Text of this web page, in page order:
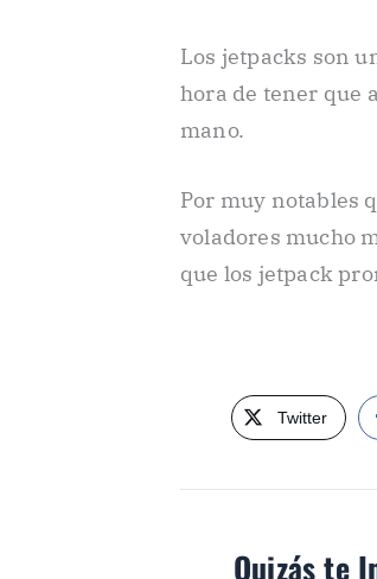
Los jetpacks son
hora de tener que
mano.
Por muy notables
voladores mucho
que los jetpack
Twitter
Quizás te